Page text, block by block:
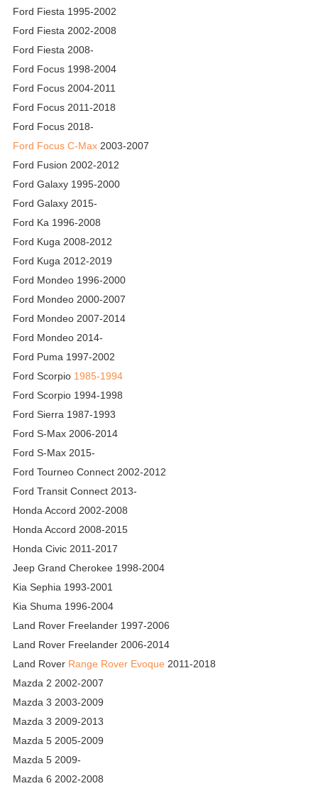
Ford Fiesta 1995-2002
Ford Fiesta 2002-2008
Ford Fiesta 2008-
Ford Focus 1998-2004
Ford Focus 2004-2011
Ford Focus 2011-2018
Ford Focus 2018-
Ford Focus C-Max 2003-2007
Ford Fusion 2002-2012
Ford Galaxy 1995-2000
Ford Galaxy 2015-
Ford Ka 1996-2008
Ford Kuga 2008-2012
Ford Kuga 2012-2019
Ford Mondeo 1996-2000
Ford Mondeo 2000-2007
Ford Mondeo 2007-2014
Ford Mondeo 2014-
Ford Puma 1997-2002
Ford Scorpio 1985-1994
Ford Scorpio 1994-1998
Ford Sierra 1987-1993
Ford S-Max 2006-2014
Ford S-Max 2015-
Ford Tourneo Connect 2002-2012
Ford Transit Connect 2013-
Honda Accord 2002-2008
Honda Accord 2008-2015
Honda Civic 2011-2017
Jeep Grand Cherokee 1998-2004
Kia Sephia 1993-2001
Kia Shuma 1996-2004
Land Rover Freelander 1997-2006
Land Rover Freelander 2006-2014
Land Rover Range Rover Evoque 2011-2018
Mazda 2 2002-2007
Mazda 3 2003-2009
Mazda 3 2009-2013
Mazda 5 2005-2009
Mazda 5 2009-
Mazda 6 2002-2008